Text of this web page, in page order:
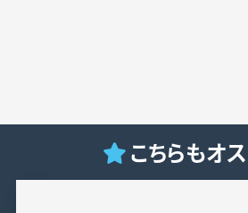
こちらもオス